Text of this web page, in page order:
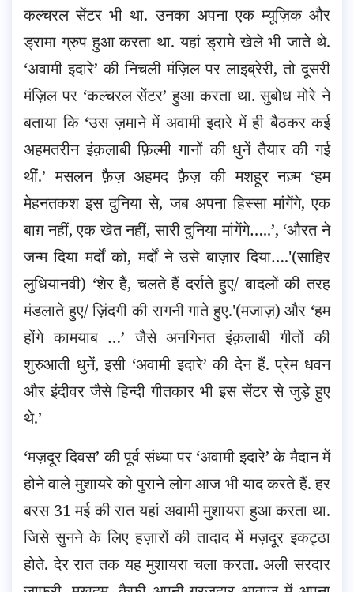
कल्चरल सेंटर भी था. उनका अपना एक म्यूज़िक और
ड्रामा ग्रुप हुआ करता था. यहां ड्रामे खेले भी जाते थे.
‘अवामी इदारे’ की निचली मंज़िल पर लाइब्रेरी, तो दूसरी
मंज़िल पर ‘कल्चरल सेंटर’ हुआ करता था. सुबोध मोरे ने
बताया कि ‘उस ज़माने में अवामी इदारे में ही बैठकर कई
अहमतरीन इंक़लाबी फ़िल्मी गानों की धुनें तैयार की गई
थीं.’ मसलन फ़ैज़ अहमद फ़ैज़ की मशहूर नज़्म ‘हम
मेहनतकश इस दुनिया से, जब अपना हिस्सा मांगेंगे, एक
बाग़ नहीं, एक खेत नहीं, सारी दुनिया मांगेंगे…..’, ‘औरत ने
जन्म दिया मर्दों को, मर्दों ने उसे बाज़ार दिया….'(साहिर
लुधियानवी) ‘शेर हैं, चलते हैं दर्राते हुए/ बादलों की तरह
मंडलाते हुए/ ज़िंदगी की रागनी गाते हुए.'(मजाज़) और ‘हम
होंगे कामयाब …’ जैसे अनगिनत इंक़लाबी गीतों की
शुरुआती धुनें, इसी ‘अवामी इदारे’ की देन हैं. प्रेम धवन
और इंदीवर जैसे हिन्दी गीतकार भी इस सेंटर से जुड़े हुए
थे.’
‘मज़दूर दिवस’ की पूर्व संध्या पर ‘अवामी इदारे’ के मैदान में
होने वाले मुशायरे को पुराने लोग आज भी याद करते हैं. हर
बरस 31 मई की रात यहां अवामी मुशायरा हुआ करता था.
जिसे सुनने के लिए हज़ारों की तादाद में मज़दूर इकट्ठा
होते. देर रात तक यह मुशायरा चला करता. अली सरदार